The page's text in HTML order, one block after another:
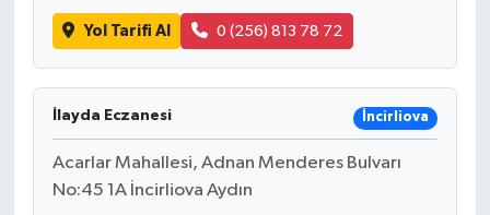
Yol Tarifi Al 0 (256) 813 78 72
İlayda Eczanesi İncirliova
Acarlar Mahallesi, Adnan Menderes Bulvarı
No:45 1A İncirliova Aydın